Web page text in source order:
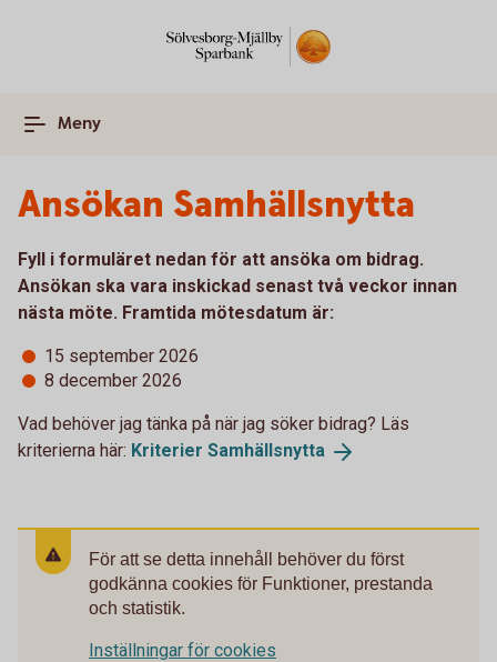
Meny
Ansökan Samhällsnytta
Fyll i formuläret nedan för att ansöka om bidrag.
Ansökan ska vara inskickad senast två veckor innan
nästa möte. Framtida mötesdatum är:
15 september 2026
8 december 2026
Vad behöver jag tänka på när jag söker bidrag? Läs
kriterierna här: Kriterier Samhällsnytta
För att se detta innehåll behöver du först
godkänna cookies för Funktioner, prestanda
och statistik.
Inställningar för cookies